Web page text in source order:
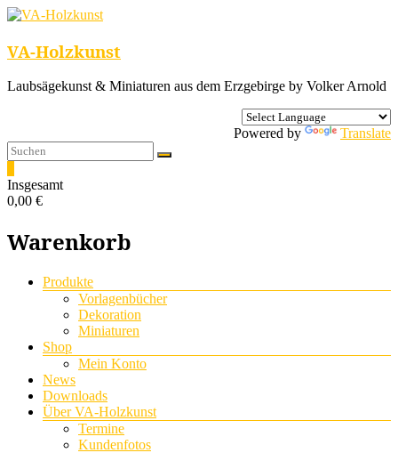
VA-Holzkunst
Laubsägekunst & Miniaturen aus dem Erzgebirge by Volker Arnold
Powered by Translate
Insgesamt
0,00 €
Warenkorb
Menü
Produkte
Vorlagenbücher
Dekoration
Miniaturen
Shop
Mein Konto
News
Downloads
Über VA-Holzkunst
Termine
Kundenfotos